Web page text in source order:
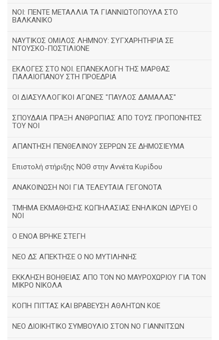
ΝΟΙ: ΠΕΝΤΕ ΜΕΤΑΛΛΙΑ ΤΑ ΓΙΑΝΝΙΩΤΟΠΟΥΛΑ ΣΤΟ
ΒΑΛΚΑΝΙΚΟ
ΝΑΥΤΙΚΟΣ ΟΜΙΛΟΣ ΛΗΜΝΟΥ: ΣΥΓΧΑΡΗΤΗΡΙΑ ΣΕ
ΝΤΟΥΣΚΟ-ΠΟΣΤΙΛΙΟΝΕ
ΕΚΛΟΓΕΣ ΣΤΟ ΝΟΙ. ΕΠΑΝΕΚΛΟΓΗ ΤΗΣ ΜΑΡΘΑΣ
ΠΑΛΑΙΟΠΑΝΟΥ ΣΤΗ ΠΡΟΕΔΡΙΑ
ΟΙ ΔΙΑΣΥΛΛΟΓΙΚΟΙ ΑΓΩΝΕΣ "ΠΑΥΛΟΣ ΔΑΜΑΛΑΣ"
ΣΠΟΥΔΑΙΑ ΠΡΑΞΗ ΑΝΘΡΩΠΙΑΣ ΑΠΟ ΤΟΥΣ ΠΡΟΠΟΝΗΤΕΣ
ΤΟΥ ΝΟΙ
ΑΠΑΝΤΗΣΗ ΠΕΝΘΕΛΙΝΟΥ ΣΕΡΡΩΝ ΣΕ ΔΗΜΟΣΙΕΥΜΑ
Επιστολή στήριξης ΝΟΘ στην Αννέτα Κυρίδου
ΑΝΑΚΟΙΝΩΣΗ ΝΟΙ ΓΙΑ ΤΕΛΕΥΤΑΙΑ ΓΕΓΟΝΟΤΑ
ΤΜΗΜΑ ΕΚΜΑΘΗΣΗΣ ΚΩΠΗΛΑΣΙΑΣ ΕΝΗΛΙΚΩΝ ΙΔΡΥΕΙ Ο
ΝΟΙ
Ο ΕΝΟΑ ΒΡΗΚΕ ΣΤΕΓΗ
ΝΕΟ ΔΣ ΑΠΕΚΤΗΣΕ Ο ΝΟ ΜΥΤΙΛΗΝΗΣ
ΕΚΚΛΗΣΗ ΒΟΗΘΕΙΑΣ ΑΠΟ ΤΟΝ ΝΟ ΜΑΥΡΟΧΩΡΙΟΥ ΓΙΑ ΤΟΝ
ΜΙΚΡΟ ΝΙΚΟΛΑ
ΚΟΠΗ ΠΙΤΤΑΣ ΚΑΙ ΒΡΑΒΕΥΣΗ ΑΘΛΗΤΩΝ ΚΟΕ
ΝΕΟ ΔΙΟΙΚΗΤΙΚΟ ΣΥΜΒΟΥΛΙΟ ΣΤΟΝ ΝΟ ΓΙΑΝΝΙΤΣΩΝ